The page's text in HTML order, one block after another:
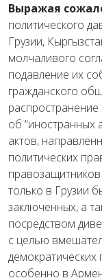
Выражая
политического
Грузии,
молчаливого
подавление их
гражданского
распространение
об “иностранных
актов,
политических
правозащитников
только в Грузии
заключенных, а
посредством
с целью
демократических
особенно в